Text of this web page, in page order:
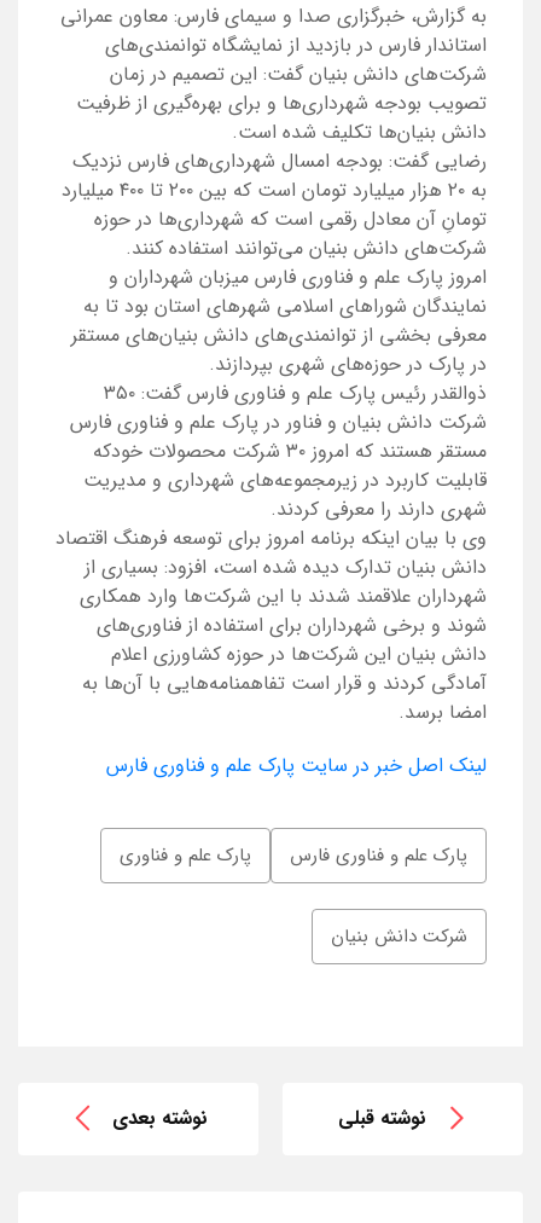
به گزارش، خبرگزاری صدا و سیمای فارس: معاون عمرانی
استاندار فارس در بازدید از نمایشگاه توانمندی‌های
شرکت‌های دانش بنیان گفت: این تصمیم در زمان
تصویب بودجه شهرداری‌ها و برای بهره‌گیری از ظرفیت
دانش بنیان‌ها تکلیف شده است.
رضایی گفت: بودجه امسال شهرداری‌های فارس نزدیک
به ۲۰ هزار میلیارد تومان است که بین ۲۰۰ تا ۴۰۰ میلیارد
تومانِ آن معادل رقمی است که شهرداری‌ها در حوزه
شرکت‌های دانش بنیان می‌توانند استفاده کنند.
امروز پارک علم و فناوری فارس میزبان شهرداران و
نمایندگان شورا‌های اسلامی شهر‌های استان بود تا به
معرفی بخشی از توانمندی‌های دانش بنیان‌های مستقر
در پارک در حوزه‌های شهری بپردازند.
ذوالقدر رئیس پارک علم و فناوری فارس گفت: ۳۵۰
شرکت دانش بنیان و فناور در پارک علم و فناوری فارس
مستقر هستند که امروز ۳۰ شرکت محصولات خودکه
قابلیت کاربرد در زیرمجموعه‌های شهرداری و مدیریت
شهری دارند را معرفی کردند.
وی با بیان اینکه برنامه امروز برای توسعه فرهنگ اقتصاد
دانش بنیان تدارک دیده شده است، افزود: بسیاری از
شهرداران علاقمند شدند با این شرکت‌ها وارد همکاری
شوند و برخی شهرداران برای استفاده از فناوری‌های
دانش بنیان این شرکت‌ها در حوزه کشاورزی اعلام
آمادگی کردند و قرار است تفاهمنامه‌هایی با آن‌ها به
امضا برسد.
لینک اصل خبر در سایت پارک علم و فناوری فارس
پارک علم و فناوری فارس پارک علم و فناوری
شرکت دانش بنیان
نوشته قبلی نوشته بعدی